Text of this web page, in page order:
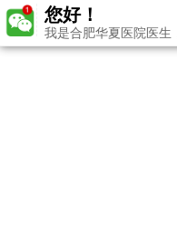
您好！
我是合肥华夏医院医生